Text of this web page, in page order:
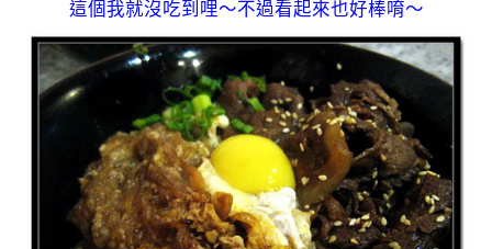
這個我就沒吃到哩～不過看起來也好棒唷～